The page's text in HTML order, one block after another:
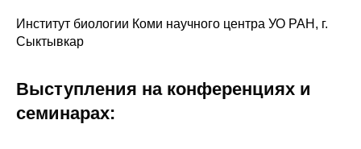
Научные подразделения
Администрация
Институт биологии Коми научного центра УО РАН, г.
Сыктывкар
Выступления на конференциях и
семинарах: